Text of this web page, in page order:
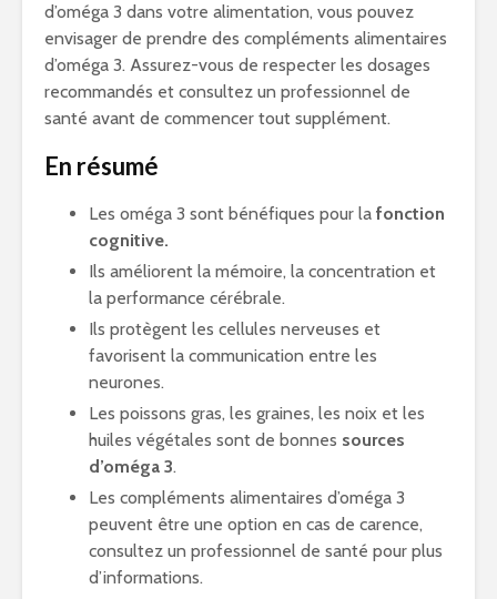
d’oméga 3 dans votre alimentation, vous pouvez
envisager de prendre des compléments alimentaires
d’oméga 3. Assurez-vous de respecter les dosages
recommandés et consultez un professionnel de
santé avant de commencer tout supplément.
En résumé
Les oméga 3 sont bénéfiques pour la fonction
cognitive.
Ils améliorent la mémoire, la concentration et
la performance cérébrale.
Ils protègent les cellules nerveuses et
favorisent la communication entre les
neurones.
Les poissons gras, les graines, les noix et les
huiles végétales sont de bonnes sources
d’oméga 3.
Les compléments alimentaires d’oméga 3
peuvent être une option en cas de carence,
consultez un professionnel de santé pour plus
d’informations.